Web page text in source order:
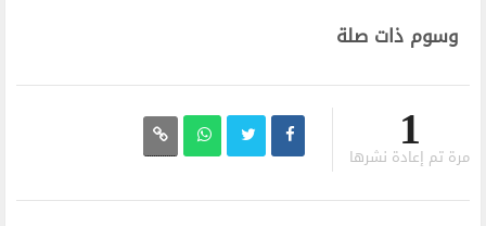
وسوم ذات صلة
1
مرة تم إعادة نشرها